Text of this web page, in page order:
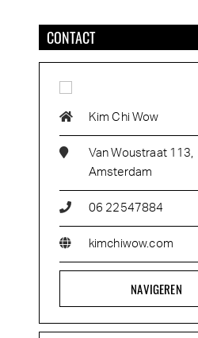
CONTACT
Kim Chi Wow
Van Woustraat 113,
Amsterdam
06 22547884
kimchiwow.com
NAVIGEREN